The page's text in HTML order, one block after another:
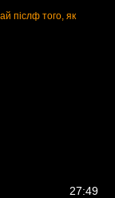
27:49